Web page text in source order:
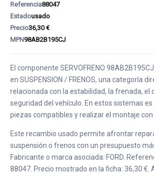
Referencia88047
Estadousado
Precio36,30 €
MPN98AB2B195CJ
El componente SERVOFRENO
en SUSPENSION / FRENOS, una categoría
relacionada con la estabilidad, la frenada, el
seguridad del vehículo. En estos sistemas
piezas compatibles y realizar el montaje con
Este recambio usado permite afrontar
suspensión o frenos con un presupuesto
Fabricante o marca asociada: FORD.
88047. Precio mostrado en la ficha: 36,30 €.